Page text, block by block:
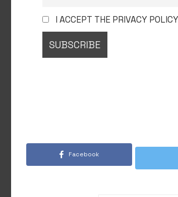
I ACCEPT THE PRIVACY POLICY
Facebook